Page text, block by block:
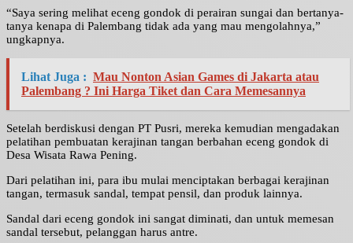
“Saya sering melihat eceng gondok di perairan sungai dan bertanya-
tanya kenapa di Palembang tidak ada yang mau mengolahnya,”
ungkapnya.
Lihat Juga : Mau Nonton Asian Games di Jakarta atau
Palembang ? Ini Harga Tiket dan Cara Memesannya
Setelah berdiskusi dengan PT Pusri, mereka kemudian mengadakan
pelatihan pembuatan kerajinan tangan berbahan eceng gondok di
Desa Wisata Rawa Pening.
Dari pelatihan ini, para ibu mulai menciptakan berbagai kerajinan
tangan, termasuk sandal, tempat pensil, dan produk lainnya.
Sandal dari eceng gondok ini sangat diminati, dan untuk memesan
sandal tersebut, pelanggan harus antre.